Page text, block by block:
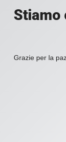
Stiamo
Grazie per la